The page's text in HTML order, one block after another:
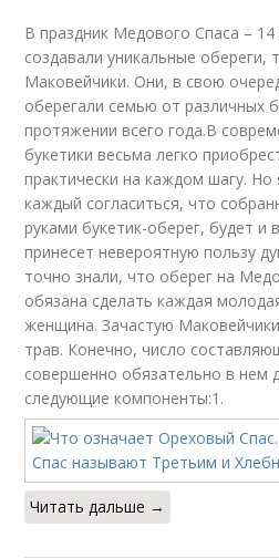
В праздник Медового Спаса – 14
создавали уникальные обереги,
Маковейчики. Они, в свою
оберегали семью от различных
протяжении всего года.В
букетики весьма легко
практически на каждом шагу.
каждый согласиться, что
руками букетик-оберег, будет и
принесет невероятную пользу
точно знали, что оберег на
обязана сделать каждая
женщина. Зачастую
трав. Конечно, число
совершенно обязательно в нем
следующие компоненты:1.
Читать дальше →